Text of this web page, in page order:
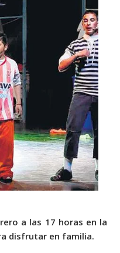
a las 17 horas en la
disfrutar en familia.